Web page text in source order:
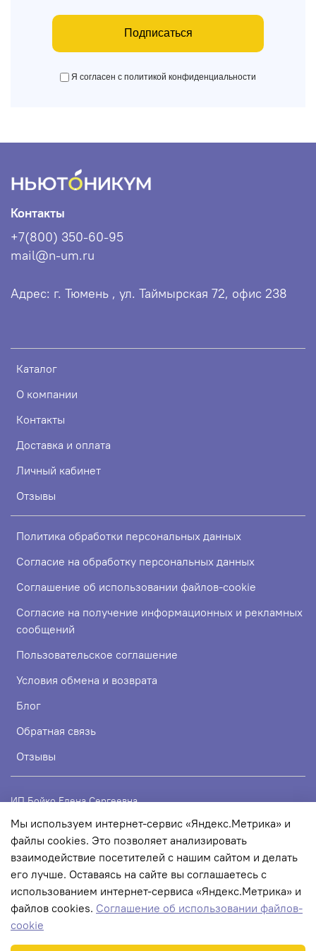
Подписаться
Я согласен с политикой конфиденциальности
Каталог
О компании
Контакты
Доставка и оплата
Личный кабинет
Отзывы
Политика обработки персональных данных
Согласие на обработку персональных данных
Соглашение об использовании файлов-cookie
Согласие на получение информационных и рекламных
сообщений
Пользовательское соглашение
Условия обмена и возврата
Блог
Обратная связь
Отзывы
Контакты
+7(800) 350-60-95
mail@n-um.ru
Адрес: г. Тюмень , ул. Таймырская 72, офис 238
ИП Бойко Елена Сергеевна
ИНН 720319113307
ОГРНИП 324723200067956
© 2022 Любое использование контента без письменного
разрешения запрещено
Мы используем интернет-сервис «Яндекс.Метрика» и
файлы cookies. Это позволяет анализировать
взаимодействие посетителей с нашим сайтом и делать
его лучше. Оставаясь на сайте вы соглашаетесь с
использованием интернет-сервиса «Яндекс.Метрика» и
файлов cookies. Соглашение об использовании файлов-
cookie